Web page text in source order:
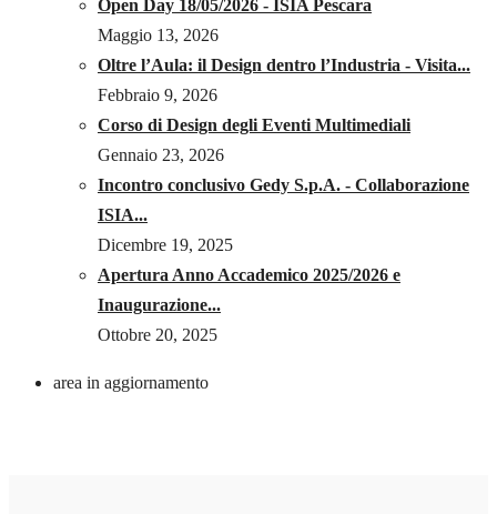
Open Day 18/05/2026 - ISIA Pescara
Maggio 13, 2026
Oltre l’Aula: il Design dentro l’Industria - Visita...
Febbraio 9, 2026
Corso di Design degli Eventi Multimediali
Gennaio 23, 2026
Incontro conclusivo Gedy S.p.A. - Collaborazione
ISIA...
Dicembre 19, 2025
Apertura Anno Accademico 2025/2026 e
Inaugurazione...
Ottobre 20, 2025
area in aggiornamento